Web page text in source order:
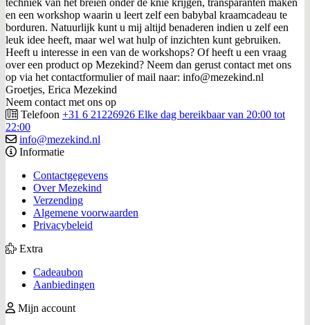
techniek van het breien onder de knie krijgen, transparanten maken
en een workshop waarin u leert zelf een babybal kraamcadeau te
borduren. Natuurlijk kunt u mij altijd benaderen indien u zelf een
leuk idee heeft, maar wel wat hulp of inzichten kunt gebruiken.
Heeft u interesse in een van de workshops? Of heeft u een vraag
over een product op Mezekind? Neem dan gerust contact met ons
op via het contactformulier of mail naar: info@mezekind.nl
Groetjes, Erica Mezekind
Neem contact met ons op
Telefoon +31 6 21226926 Elke dag bereikbaar van 20:00 tot
22:00
info@mezekind.nl
Informatie
Contactgegevens
Over Mezekind
Verzending
Algemene voorwaarden
Privacybeleid
Extra
Cadeaubon
Aanbiedingen
Mijn account